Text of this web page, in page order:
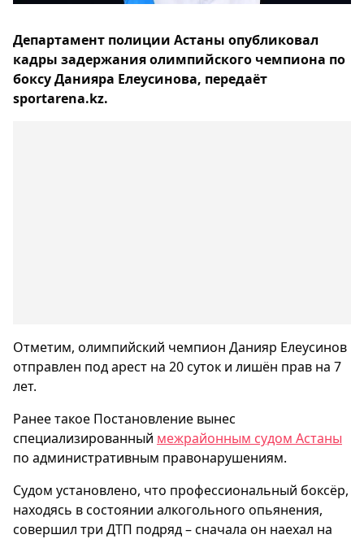
Департамент полиции Астаны опубликовал
кадры задержания олимпийского чемпиона по
боксу Данияра Елеусинова, передаёт
sportarena.kz.
Отметим, олимпийский чемпион Данияр Елеусинов
отправлен под арест на 20 суток и лишён прав на 7
лет.
Ранее такое Постановление вынес
специализированный межрайонным судом Астаны
по административным правонарушениям.
Судом установлено, что профессиональный боксёр,
находясь в состоянии алкогольного опьянения,
совершил три ДТП подряд – сначала он наехал на